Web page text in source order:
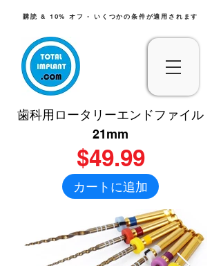
購読 & 10% オフ - いくつかの条件が適用されます
歯科用ロータリーエンドファイル
21mm
$49.99
カートに追加